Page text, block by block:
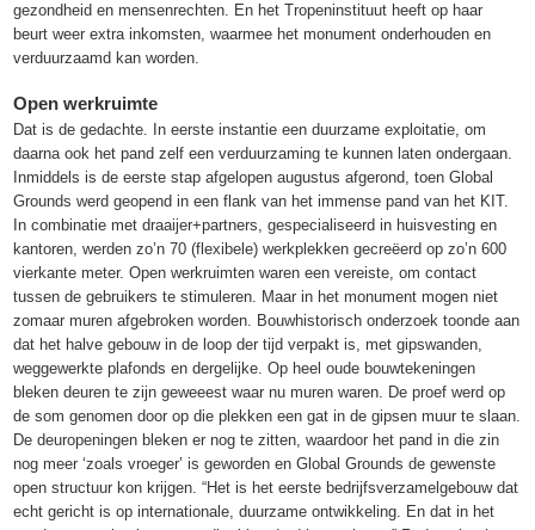
gezondheid en mensenrechten. En het Tropeninstituut heeft op haar
beurt weer extra inkomsten, waarmee het monument onderhouden en
verduurzaamd kan worden.
Open werkruimte
Dat is de gedachte. In eerste instantie een duurzame exploitatie, om
daarna ook het pand zelf een verduurzaming te kunnen laten ondergaan.
Inmiddels is de eerste stap afgelopen augustus afgerond, toen Global
Grounds werd geopend in een flank van het immense pand van het KIT.
In combinatie met draaijer+partners, gespecialiseerd in huisvesting en
kantoren, werden zo’n 70 (flexibele) werkplekken gecreëerd op zo’n 600
vierkante meter. Open werkruimten waren een vereiste, om contact
tussen de gebruikers te stimuleren. Maar in het monument mogen niet
zomaar muren afgebroken worden. Bouwhistorisch onderzoek toonde aan
dat het halve gebouw in de loop der tijd verpakt is, met gipswanden,
weggewerkte plafonds en dergelijke. Op heel oude bouwtekeningen
bleken deuren te zijn geweeest waar nu muren waren. De proef werd op
de som genomen door op die plekken een gat in de gipsen muur te slaan.
De deuropeningen bleken er nog te zitten, waardoor het pand in die zin
nog meer ‘zoals vroeger’ is geworden en Global Grounds de gewenste
open structuur kon krijgen. “Het is het eerste bedrijfsverzamelgebouw dat
echt gericht is op internationale, duurzame ontwikkeling. En dat in het